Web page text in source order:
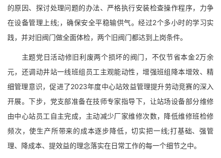
的原因、探讨处理问题的办法、严格执行安装检查操作程序，力争
在设备管理上线;，确保安全平稳输供气。经过2个多小时的学习实
践，并对旧阀门做全面体检，两个旧阀门都达到上岗条件。
主题党日活动修旧利废两个损坏的阀门，不仅节省本金2万余
元，还调动井站一线班组员工主观能动性，增强班组降本增效、精
细管理意识，促进了2023年度中心站效益管理提升劳动竞赛的深入
开展。下步，党支部准备在技师专家指导下，让站场设备部分维修
由中心站员工自主完成，主动减少厂家维修次数，降低维修班检修
频次，使生产所带来的成本逐步降低，切实把一线;打基础、强管
理、降成本、提效益的理念落实在日常工作的每一个细节之中。